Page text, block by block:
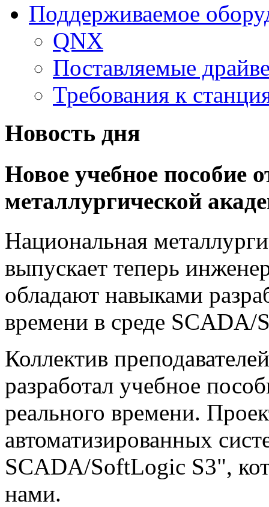
Поддерживаемое
QNX
Поставляемые
Требования к
Новость дня
Новое учебное пособие
металлургической
Национальная
выпускает теперь
обладают навыками
времени в среде
Коллектив
разработал учебное
реального времени.
автоматизированных
SCADA/SoftLogic S3",
нами.